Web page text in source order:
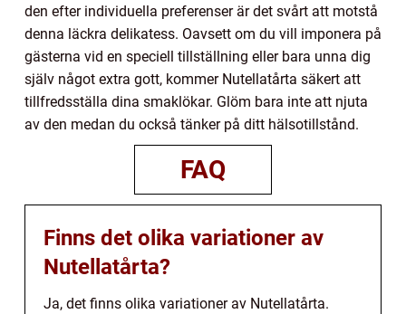
den efter individuella preferenser är det svårt att motstå
denna läckra delikatess. Oavsett om du vill imponera på
gästerna vid en speciell tillställning eller bara unna dig
själv något extra gott, kommer Nutellatårta säkert att
tillfredsställa dina smaklökar. Glöm bara inte att njuta
av den medan du också tänker på ditt hälsotillstånd.
FAQ
Finns det olika variationer av
Nutellatårta?
Ja, det finns olika variationer av Nutellatårta.